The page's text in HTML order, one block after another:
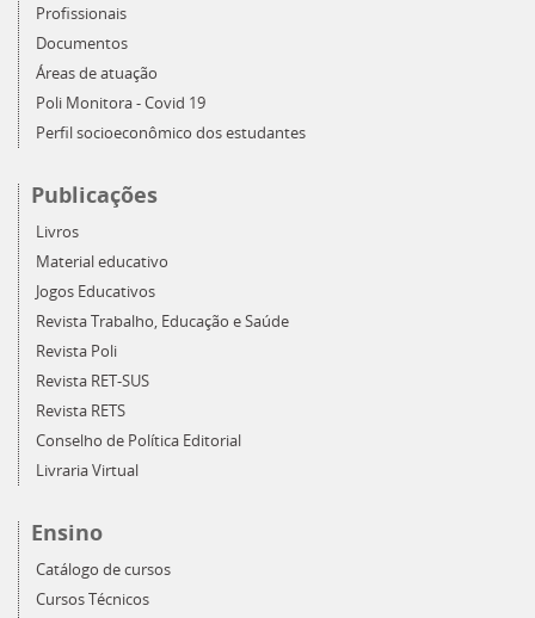
Profissionais
Documentos
Áreas de atuação
Poli Monitora - Covid 19
Perfil socioeconômico dos estudantes
Publicações
Livros
Material educativo
Jogos Educativos
Revista Trabalho, Educação e Saúde
Revista Poli
Revista RET-SUS
Revista RETS
Conselho de Política Editorial
Livraria Virtual
Ensino
Catálogo de cursos
Cursos Técnicos